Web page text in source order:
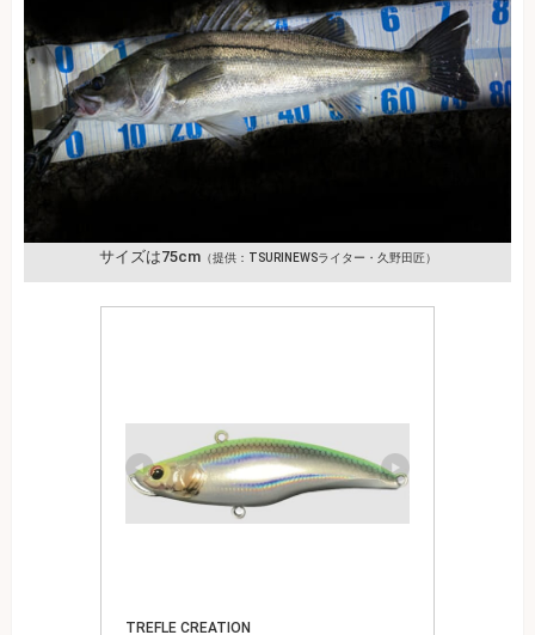
サイズは75cm（提供：TSURINEWSライター・久野田匠）
TREFLE CREATION